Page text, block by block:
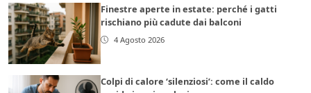
Finestre aperte in estate: perché i gatti
rischiano più cadute dai balconi
4 Agosto 2026
Colpi di calore ‘silenziosi’: come il caldo